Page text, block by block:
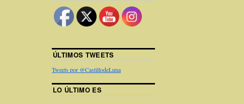
ÚLTIMOS TWEETS
Tweets por @CastillodeLuna
LO ÚLTIMO ES